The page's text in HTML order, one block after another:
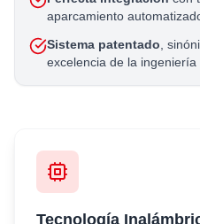
aparcamiento
Sistema patentado ,
excelencia de la ingeniería
Tecnología